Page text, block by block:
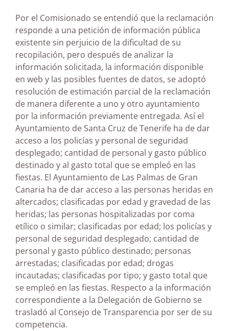
Por el Comisionado se entendió que la reclamación
responde a una petición de información pública
existente sin perjuicio de la dificultad de su
recopilación, pero después de analizar la
información solicitada, la información disponible
en web y las posibles fuentes de datos, se adoptó
resolución de estimación parcial de la reclamación
de manera diferente a uno y otro ayuntamiento
por la información previamente entregada. Así el
Ayuntamiento de Santa Cruz de Tenerife ha de dar
acceso a los policías y personal de seguridad
desplegado; cantidad de personal y gasto público
destinado y al gasto total que se empleó en las
fiestas. El Ayuntamiento de Las Palmas de Gran
Canaria ha de dar acceso a las personas heridas en
altercados; clasificadas por edad y gravedad de las
heridas; las personas hospitalizadas por coma
etílico o similar; clasificadas por edad; los policías y
personal de seguridad desplegado; cantidad de
personal y gasto público destinado; personas
arrestadas; clasificadas por edad; drogas
incautadas; clasificadas por tipo; y gasto total que
se empleó en las fiestas. Respecto a la información
correspondiente a la Delegación de Gobierno se
trasladó al Consejo de Transparencia por ser de su
competencia.